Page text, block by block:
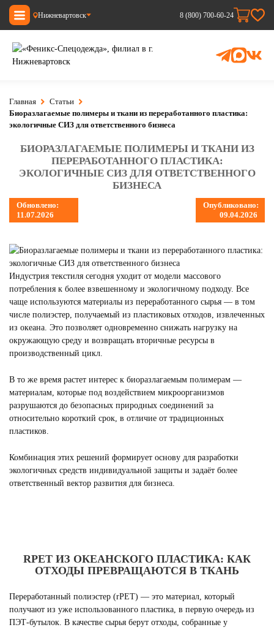
Нижневартовск 8 (800) 700-60-24
Главная
Статьи
Биоразлагаемые полимеры и ткани из переработанного пластика:
экологичные СИЗ для ответственного бизнеса
БИОРАЗЛАГАЕМЫЕ ПОЛИМЕРЫ И ТКАНИ ИЗ
ПЕРЕРАБОТАННОГО ПЛАСТИКА:
ЭКОЛОГИЧНЫЕ СИЗ ДЛЯ ОТВЕТСТВЕННОГО
БИЗНЕСА
Обновлено:
11.07.2026
Опубликовано:
09.04.2026
Индустрия текстиля сегодня уходит от модели массового
потребления к более взвешенному и экологичному подходу. Все
чаще используются материалы из переработанного сырья — в том
числе полиэстер, получаемый из пластиковых отходов, извлеченных
из океана. Это позволяет одновременно снижать нагрузку на
окружающую среду и возвращать вторичные ресурсы в
производственный цикл.
В то же время растет интерес к биоразлагаемым полимерам —
материалам, которые под воздействием микроорганизмов
разрушаются до безопасных природных соединений за
относительно короткий срок, в отличие от традиционных
пластиков.
Комбинация этих решений формирует основу для разработки
экологичных средств индивидуальной защиты и задаёт более
ответственный вектор развития для бизнеса.
RPET ИЗ ОКЕАНСКОГО ПЛАСТИКА: КАК
ОТХОДЫ ПРЕВРАЩАЮТСЯ В ТКАНЬ
Переработанный полиэстер (rPET) — это материал, который
получают из уже использованного пластика, в первую очередь из
ПЭТ-бутылок. В качестве сырья берут отходы, собранные у